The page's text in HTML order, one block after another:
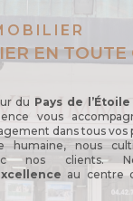
EN TOUTE
du Pays de l’Étoile
vous
dans tous vos
humaine, nous
nos clients.
au centre